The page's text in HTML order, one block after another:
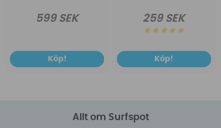
599 SEK
Köp!
259 SEK
Köp!
Allt om Surfspot